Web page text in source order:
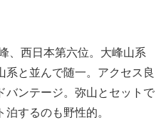
、西日本第六位。大峰山系
と並んで随一。アクセス良
バンテージ。弥山とセットで
するのも野性的。